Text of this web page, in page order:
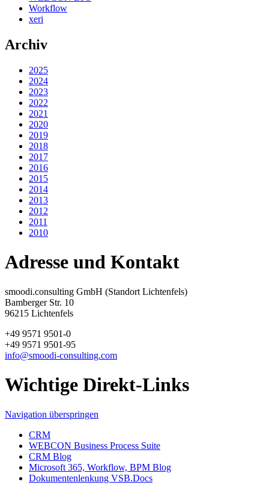
Workflow
xeri
Archiv
2025
2024
2023
2022
2021
2020
2019
2018
2017
2016
2015
2014
2013
2012
2011
2010
Adresse und Kontakt
smoodi.consulting GmbH (Standort Lichtenfels)
Bamberger Str. 10
96215 Lichtenfels
+49 9571 9501-0
+49 9571 9501-95
info@smoodi-consulting.com
Wichtige Direkt-Links
Navigation überspringen
CRM
WEBCON Business Process Suite
CRM Blog
Microsoft 365, Workflow, BPM Blog
Dokumentenlenkung VSB.Docs